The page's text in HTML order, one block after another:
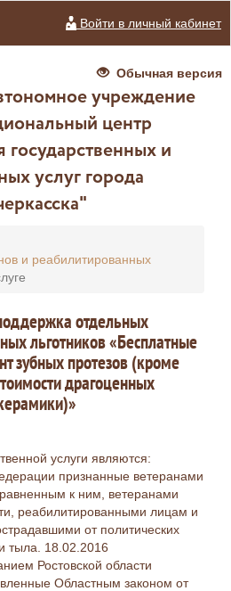
Войти в личный кабинет
Обычная версия
учреждение
центр
государственных и
услуг города
и реабилитированных
отдельных
льготников «Бесплатные
зубных протезов (кроме
драгоценных
услуги являются:
признанные ветеранами
к ним, ветеранами
реабилитированными лицам и
от политических
тыла. 18.02.2016
Ростовской области
Областным законом от